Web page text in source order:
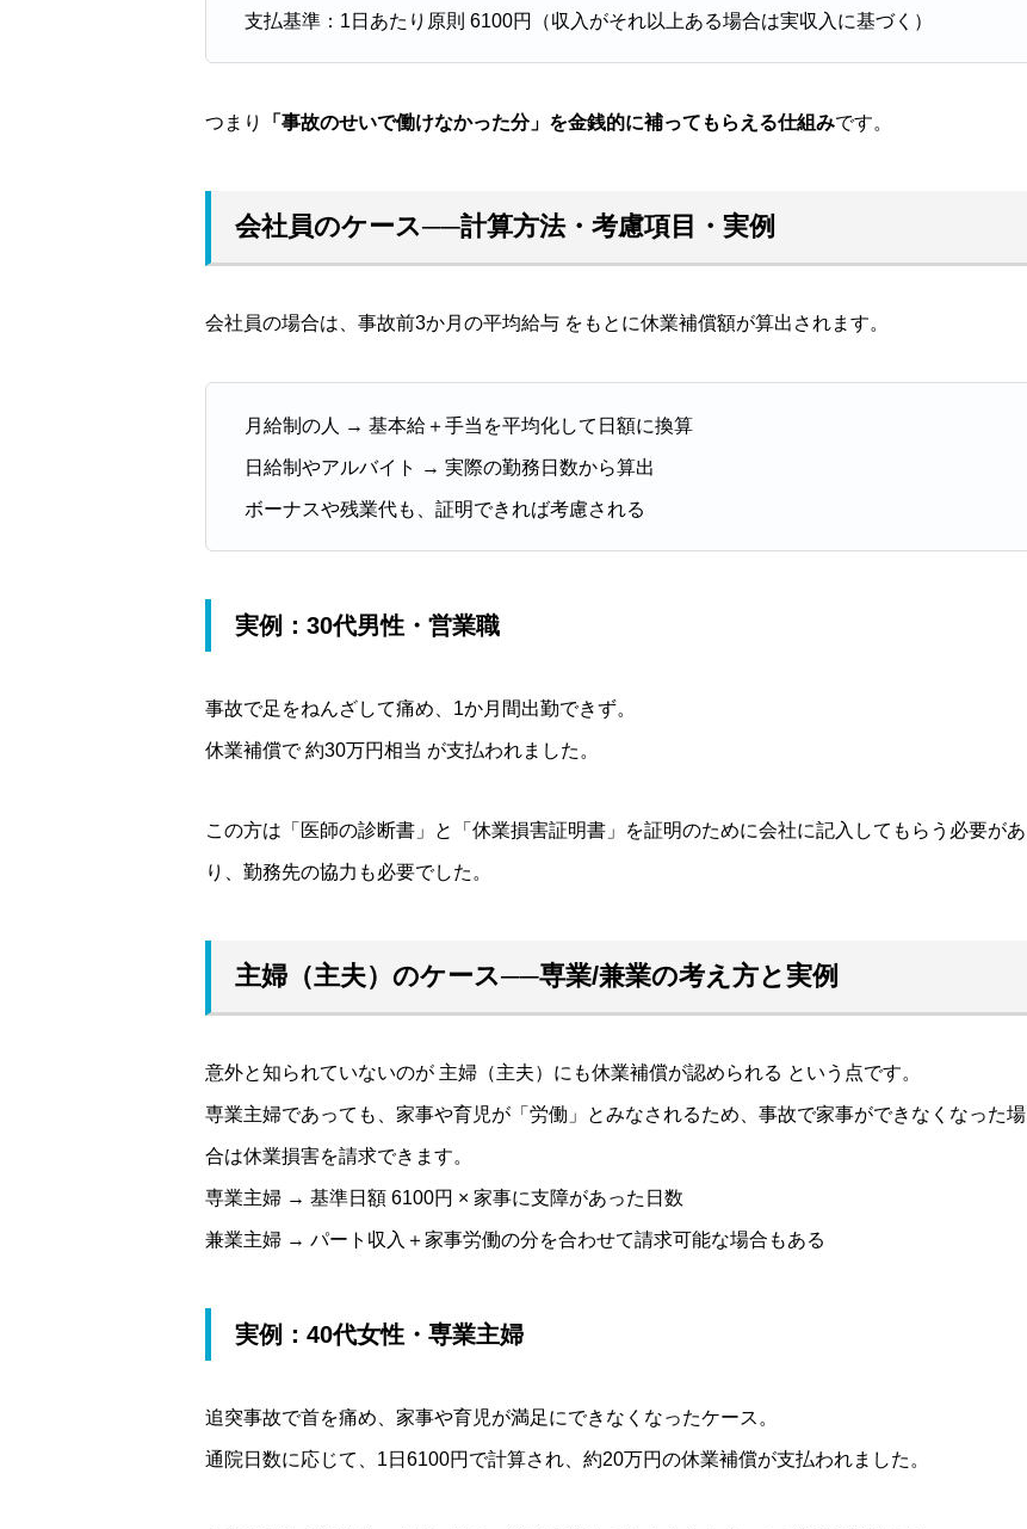
支払基準：1日あたり原則 6100円（収入がそれ以上ある場合は実収入に基づく）
つまり 「事故のせいで働けなかった分」を金銭的に補ってもらえる仕組みです。
会社員のケース──計算方法・考慮項目・実例
会社員の場合は、事故前3か月の平均給与 をもとに休業補償額が算出されます。
月給制の人 → 基本給＋手当を平均化して日額に換算
日給制やアルバイト → 実際の勤務日数から算出
ボーナスや残業代も、証明できれば考慮される
実例：30代男性・営業職
事故で足をねんざして痛め、1か月間出勤できず。
休業補償で 約30万円相当 が支払われました。
この方は「医師の診断書」と「休業損害証明書」を証明のために会社に記入してもらう必要があ
り、勤務先の協力も必要でした。
主婦（主夫）のケース──専業/兼業の考え方と実例
意外と知られていないのが 主婦（主夫）にも休業補償が認められる という点です。
専業主婦であっても、家事や育児が「労働」とみなされるため、事故で家事ができなくなった場
合は休業損害を請求できます。
専業主婦 → 基準日額 6100円 × 家事に支障があった日数
兼業主婦 → パート収入＋家事労働の分を合わせて請求可能な場合もある
実例：40代女性・専業主婦
追突事故で首を痛め、家事や育児が満足にできなくなったケース。
通院日数に応じて、1日6100円で計算され、約20万円の休業補償が支払われました。